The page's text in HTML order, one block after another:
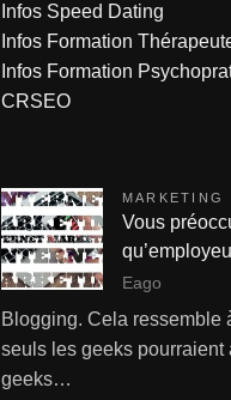
Infos Speed Dating
Infos Formation
Infos Formation
CRSEO
MARKETING
Vous
Eago
Blogging. Cela ressemble
seuls les geeks pourraient
geeks…